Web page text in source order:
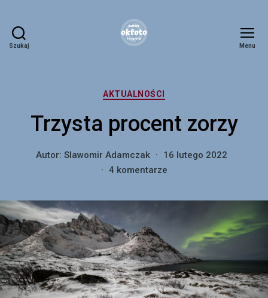
Szukaj Menu
Kategorie
AKTUALNOŚCI
Trzysta procent zorzy
Autor: Slawomir Adamczak
16 lutego 2022
4 komentarzedo